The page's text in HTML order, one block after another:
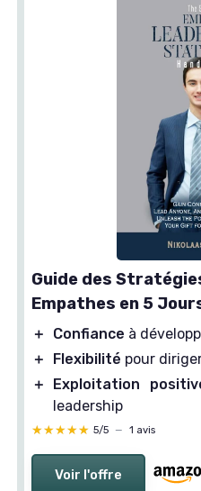
Guide des
Empathes en 5
＋ Confiance à
＋
Flexibilité pour
＋
Exploitation
leadership
★★★★★
★★★★★ 5/5 — 1 avis
Voir l'offre